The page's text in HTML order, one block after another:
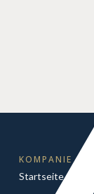
KOMPANIE
Startseite